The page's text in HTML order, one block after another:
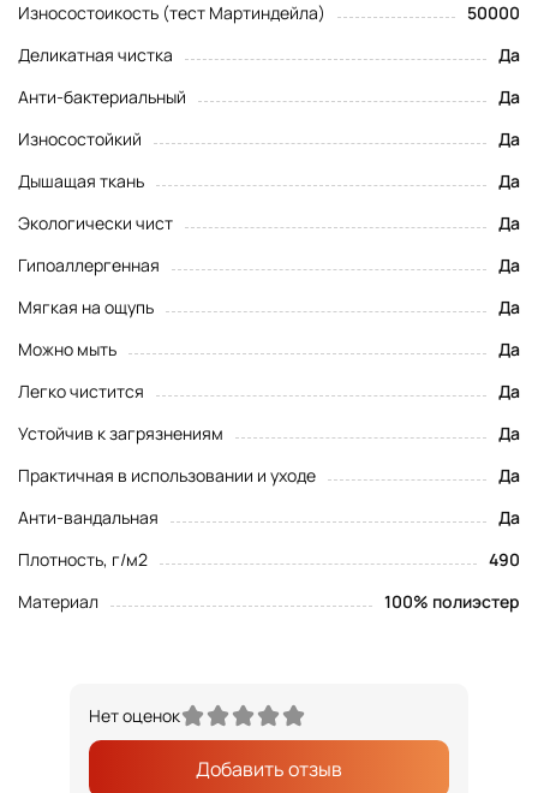
Износостоикость (тест Мартиндейла)
50000
Деликатная чистка
Да
Анти-бактериальный
Да
Износостойкий
Да
Дышащая ткань
Да
Экологически чист
Да
Гипоаллергенная
Да
Мягкая на ощупь
Да
Можно мыть
Да
Легко чистится
Да
Устойчив к загрязнениям
Да
Практичная в использовании и уходе
Да
Анти-вандальная
Да
Плотность, г/м2
490
Материал
100% полиэстер
Нет оценок
Добавить отзыв